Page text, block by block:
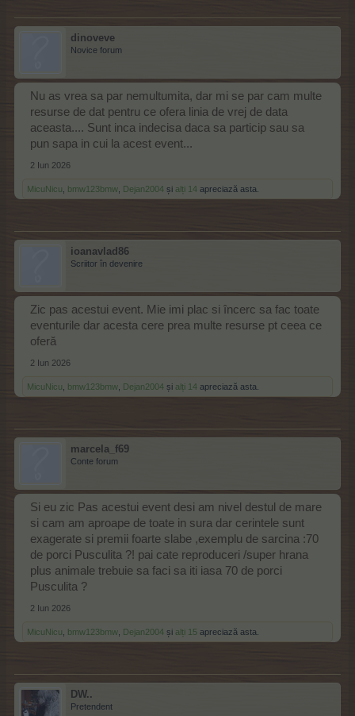
dinoveve
Novice forum
Nu as vrea sa par nemultumita, dar mi se par cam multe
resurse de dat pentru ce ofera linia de vrej de data
aceasta.... Sunt inca indecisa daca sa particip sau sa
pun sapa in cui la acest event...
2 Iun 2026
MicuNicu bmw123bmw Dejan2004 și alți 14 apreciază asta.
ioanavlad86
Scriitor în devenire
Zic pas acestui event. Mie imi plac si încerc sa fac toate
eventurile dar acesta cere prea multe resurse pt ceea ce
oferă
2 Iun 2026
MicuNicu bmw123bmw Dejan2004 și alți 14 apreciază asta.
marcela_f69
Conte forum
Si eu zic Pas acestui event desi am nivel destul de mare
si cam am aproape de toate in sura dar cerintele sunt
exagerate si premii foarte slabe ,exemplu de sarcina :70
de porci Pusculita ?! pai cate reproduceri /super hrana
plus animale trebuie sa faci sa iti iasa 70 de porci
Pusculita ?
2 Iun 2026
MicuNicu bmw123bmw Dejan2004 și alți 15 apreciază asta.
DW..
Pretendent